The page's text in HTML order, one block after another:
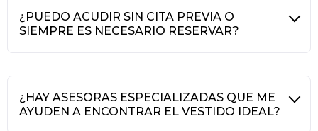
¿PUEDO ACUDIR SIN CITA PREVIA O
SIEMPRE ES NECESARIO RESERVAR?
¿HAY ASESORAS ESPECIALIZADAS QUE ME
AYUDEN A ENCONTRAR EL VESTIDO IDEAL?